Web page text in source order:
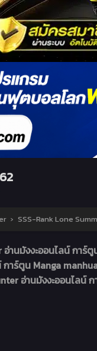
› SSS-Rank Lone
านมังงะออนไลน์ การ์
าร์ตูน Manga
อ่านมังงะออนไลน์